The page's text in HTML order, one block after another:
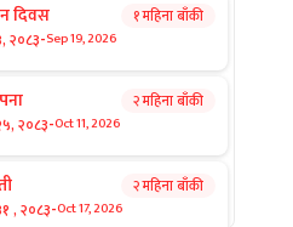
दिवस
२०८३-Sep 19, 2026
१ महिना बाँकी
२०८३-Oct 11, 2026
२ महिना बाँकी
, २०८३-Oct 17, 2026
२ महिना बाँकी